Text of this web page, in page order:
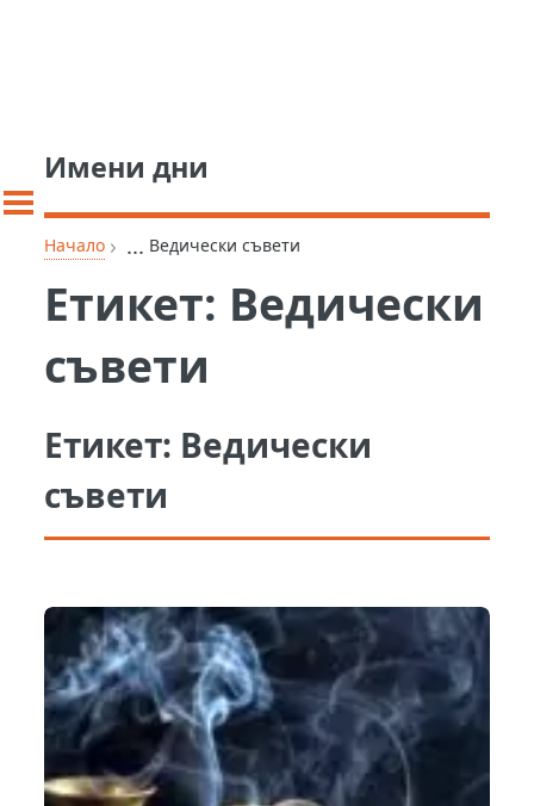
Имени дни
Начало › ... Ведически съвети
Етикет: Ведически
съвети
Етикет: Ведически
съвети